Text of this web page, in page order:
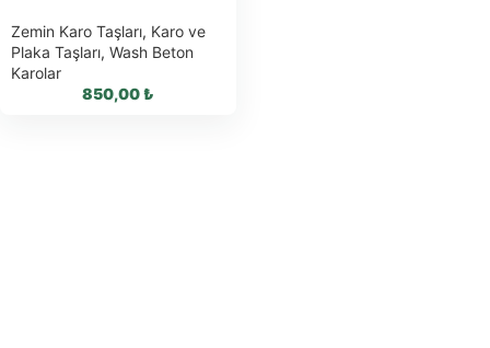
Zemin Karo Taşları, Karo ve
Plaka Taşları, Wash Beton
Karolar
850,00₺